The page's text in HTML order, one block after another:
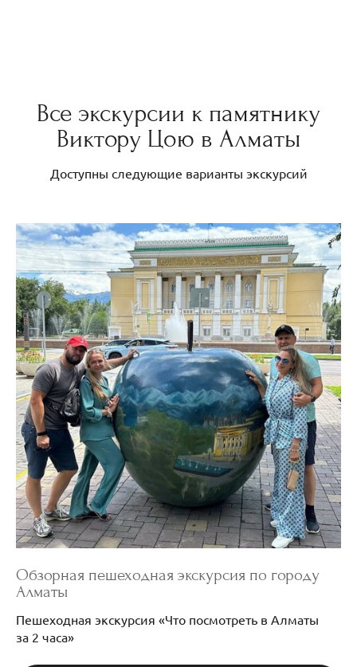
Все экскурсии к памятнику
Виктору Цою в Алматы
Доступны следующие варианты экскурсий
Обзорная пешеходная экскурсия по городу
Алматы
Пешеходная экскурсия «Что посмотреть в Алматы
за 2 часа»